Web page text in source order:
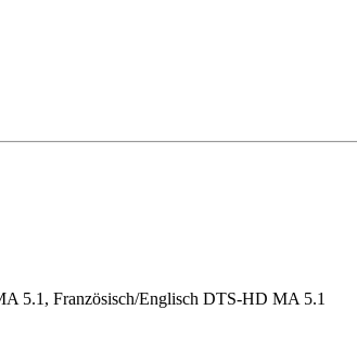
5.1, Französisch/Englisch DTS-HD MA 5.1